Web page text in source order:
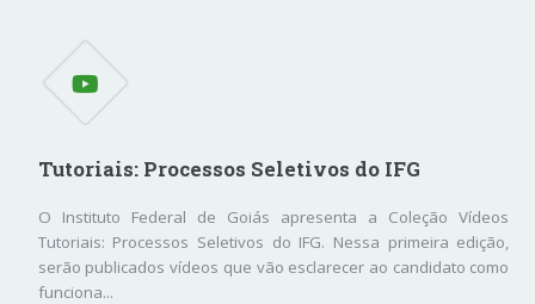
Tutoriais: Processos Seletivos do IFG
O Instituto Federal de Goiás apresenta a Coleção Vídeos
Tutoriais: Processos Seletivos do IFG. Nessa primeira edição,
serão publicados vídeos que vão esclarecer ao candidato como
funciona...